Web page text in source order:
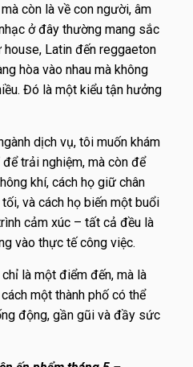
còn là về con người, âm
ở đây thường mang sắc
Latin đến reggaeton
hòa vào nhau mà không
Đó là một kiểu tận hưởng
dịch vụ, tôi muốn khám
trải nghiệm, mà còn để
khí, cách họ giữ chân
và cách họ biến một buổi
cảm xúc – tất cả đều là
vào thực tế công việc.
là một điểm đến, mà là
một thành phố có thể
động, gần gũi và đầy sức